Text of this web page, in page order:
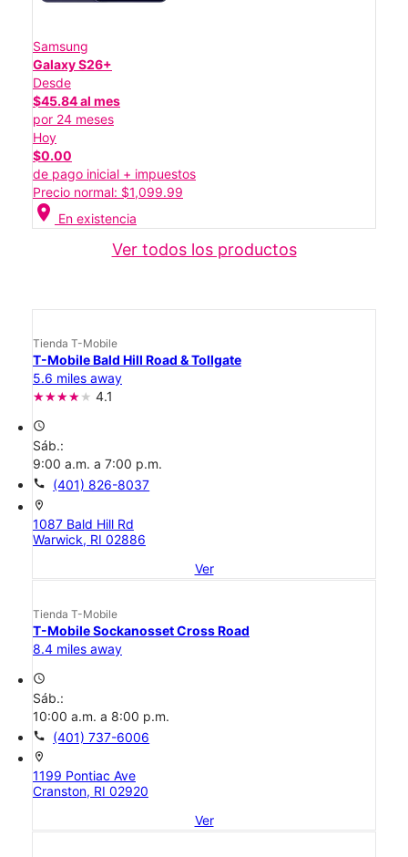
Samsung
Galaxy S26+
Desde
$45.84 al mes
por 24 meses
Hoy
$0.00
de pago inicial + impuestos
Precio normal: $1,099.99
location_on En existencia
Ver todos los productos
Tienda T-Mobile
T-Mobile Bald Hill Road & Tollgate
5.6 miles away
4.1
access_time
Sáb.:
9:00 a.m. a 7:00 p.m.
call (401) 826-8037
location_on
1087 Bald Hill Rd
Warwick, RI 02886
Ver
Tienda T-Mobile
T-Mobile Sockanosset Cross Road
8.4 miles away
access_time
Sáb.:
10:00 a.m. a 8:00 p.m.
call (401) 737-6006
location_on
1199 Pontiac Ave
Cranston, RI 02920
Ver